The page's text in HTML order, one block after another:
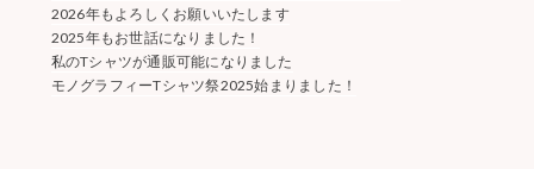
2026年もよろしくお願いいたします
2025年もお世話になりました！
私のTシャツが通販可能になりました
モノグラフィーTシャツ祭2025始まりました！